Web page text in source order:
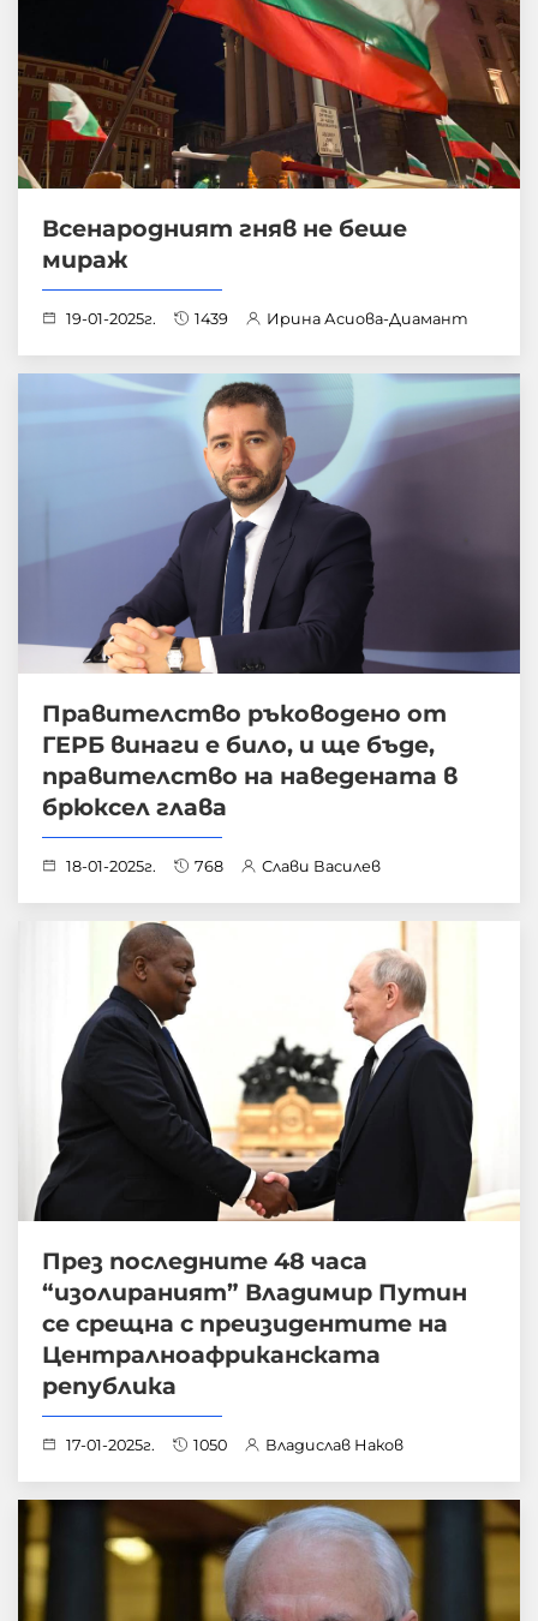
Всенародният гняв не беше
мираж
19-01-2025г. 1439 Ирина Асиова-Диамант
Правителство ръководено от
ГЕРБ винаги е било, и ще бъде,
правителство на наведената в
брюксел глава
18-01-2025г. 768 Слави Василев
През последните 48 часа
“изолираният” Владимир Путин
се срещна с преизидентите на
Централноафриканската
република
17-01-2025г. 1050 Владислав Наков